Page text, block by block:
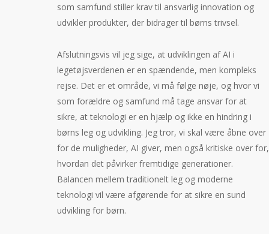
som samfund stiller krav til ansvarlig innovation og
udvikler produkter, der bidrager til børns trivsel.
Afslutningsvis vil jeg sige, at udviklingen af AI i
legetøjsverdenen er en spændende, men kompleks
rejse. Det er et område, vi må følge nøje, og hvor vi
som forældre og samfund må tage ansvar for at
sikre, at teknologi er en hjælp og ikke en hindring i
børns leg og udvikling. Jeg tror, vi skal være åbne over
for de muligheder, AI giver, men også kritiske over for,
hvordan det påvirker fremtidige generationer.
Balancen mellem traditionelt leg og moderne
teknologi vil være afgørende for at sikre en sund
udvikling for børn.